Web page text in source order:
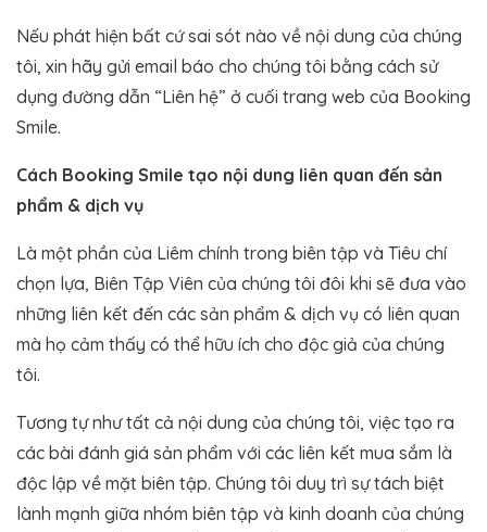
Nếu phát hiện bất cứ sai sót nào về nội dung của chúng
tôi, xin hãy gửi email báo cho chúng tôi bằng cách sử
dụng đường dẫn “Liên hệ” ở cuối trang web của Booking
Smile.
Cách Booking Smile tạo nội dung liên quan đến sản
phẩm & dịch vụ
Là một phần của Liêm chính trong biên tập và Tiêu chí
chọn lựa, Biên Tập Viên của chúng tôi đôi khi sẽ đưa vào
những liên kết đến các sản phẩm & dịch vụ có liên quan
mà họ cảm thấy có thể hữu ích cho độc giả của chúng
tôi.
Tương tự như tất cả nội dung của chúng tôi, việc tạo ra
các bài đánh giá sản phẩm với các liên kết mua sắm là
độc lập về mặt biên tập. Chúng tôi duy trì sự tách biệt
lành mạnh giữa nhóm biên tập và kinh doanh của chúng